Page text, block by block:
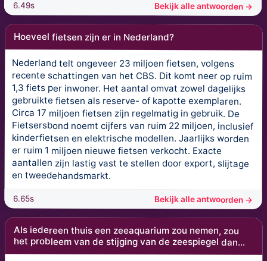
6.49s Bekijk alle antwoorden →
Hoeveel fietsen zijn er in Nederland?
Nederland telt ongeveer 23 miljoen fietsen, volgens
recente schattingen van het CBS. Dit komt neer op ruim
1,3 fiets per inwoner. Het aantal omvat zowel dagelijks
gebruikte fietsen als reserve- of kapotte exemplaren.
Circa 17 miljoen fietsen zijn regelmatig in gebruik. De
Fietsersbond noemt cijfers van ruim 22 miljoen, inclusief
kinderfietsen en elektrische modellen. Jaarlijks worden
er ruim 1 miljoen nieuwe fietsen verkocht. Exacte
aantallen zijn lastig vast te stellen door export, slijtage
en tweedehandsmarkt.
6.65s Bekijk alle antwoorden →
Als iedereen thuis een zeeaquarium zou nemen, zou
het probleem van de stijging van de zeespiegel dan...